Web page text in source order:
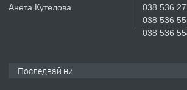
№4119 Едностаен
Анета Кутелова
038 536
038 536
038 536
Последвай ни